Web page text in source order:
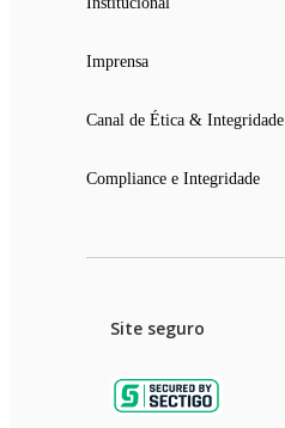
Imprensa
Canal de Ética & Integridade
Compliance e Integridade
Site seguro